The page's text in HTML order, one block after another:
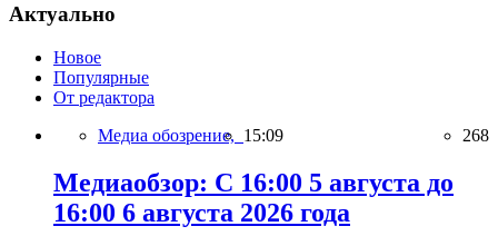
Актуально
Новое
Популярные
От редактора
Медиа обозрение, 15:09 268
Медиаобзор: С 16:00 5 августа до
16:00 6 августа 2026 года